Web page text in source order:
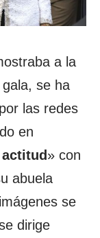
a la
se ha
las redes
en
» con
abuela
se
dirige